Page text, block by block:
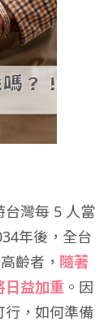
台灣每 5 人當
年後，全台
齡者， 隨著
日益加重 。因
行，如何準備